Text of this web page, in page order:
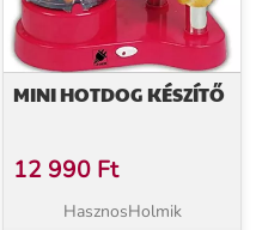
MINI HOTDOG KÉSZÍTŐ
12 990 Ft
HasznosHolmik